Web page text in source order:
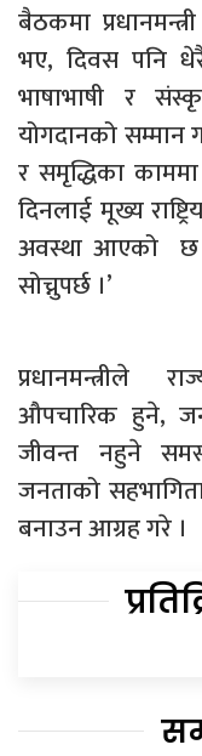
बैठकमा
भए, दिवस पनि
भाषाभाषी र
योगदानको सम्मान
र समृद्धिका
दिनलाई मूख्य
अवस्था आएको छ ।
सोच्नुपर्छ ।’
प्रधानमन्त्रीले
औपचारिक हुने,
जीवन्त नहुने
जनताको
बनाउन आग्रह गरे ।